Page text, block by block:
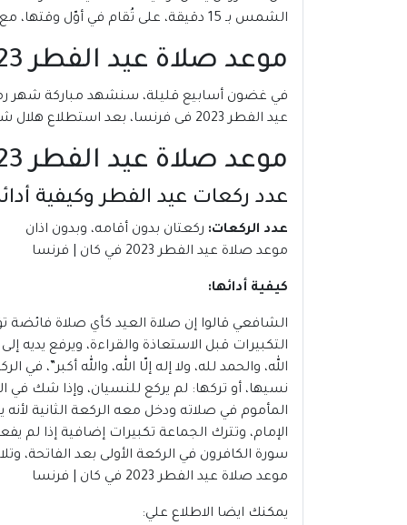
الشمس بـ 15 دقيقة، على تُقام في أوّل وقتها، مع إمكانية إقامتها حتى دخول وقت صلاة الظهر.
موعد صلاة عيد الفطر 2023 في كان | فرنسا
عيد الفطر 2023 فى فرنسا، بعد استطلاع هلال شهر شوال.
موعد صلاة عيد الفطر 2023 في كان | فرنسا
عدد ركعات عيد الفطر وكيفية
عدد الركعات: ركعتان بدون أقامه، وبدون اذان
موعد صلاة عيد الفطر 2023 في كان | فرنسا
كيفية أدائها:
الشافعي قالوا إن صلاة العيد كأي صلاة فائضة
التكبيرات قبل الاستعاذة والقراءة، ويرفع
الله، والحمد لله، ولا إله إلّا الله، والله أكبر”،
نسيها، أو تركها: لم يركع للنسيان، وإذا شك في
المأموم في صلاته ودخل معه الركعة الثانية
الإمام، وتترك الجماعة تكبيرات إضافية إذا
سورة الكافرون في الركعة الأولى بعد الفاتحة،
موعد صلاة عيد الفطر 2023 في كان | فرنسا
يمكنك ايضا الاطلاع علي: